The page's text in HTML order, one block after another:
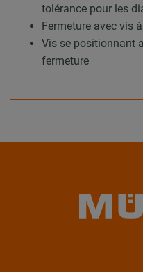
tolérance pour les
Fermeture avec vis
Vis se positionnant
fermeture